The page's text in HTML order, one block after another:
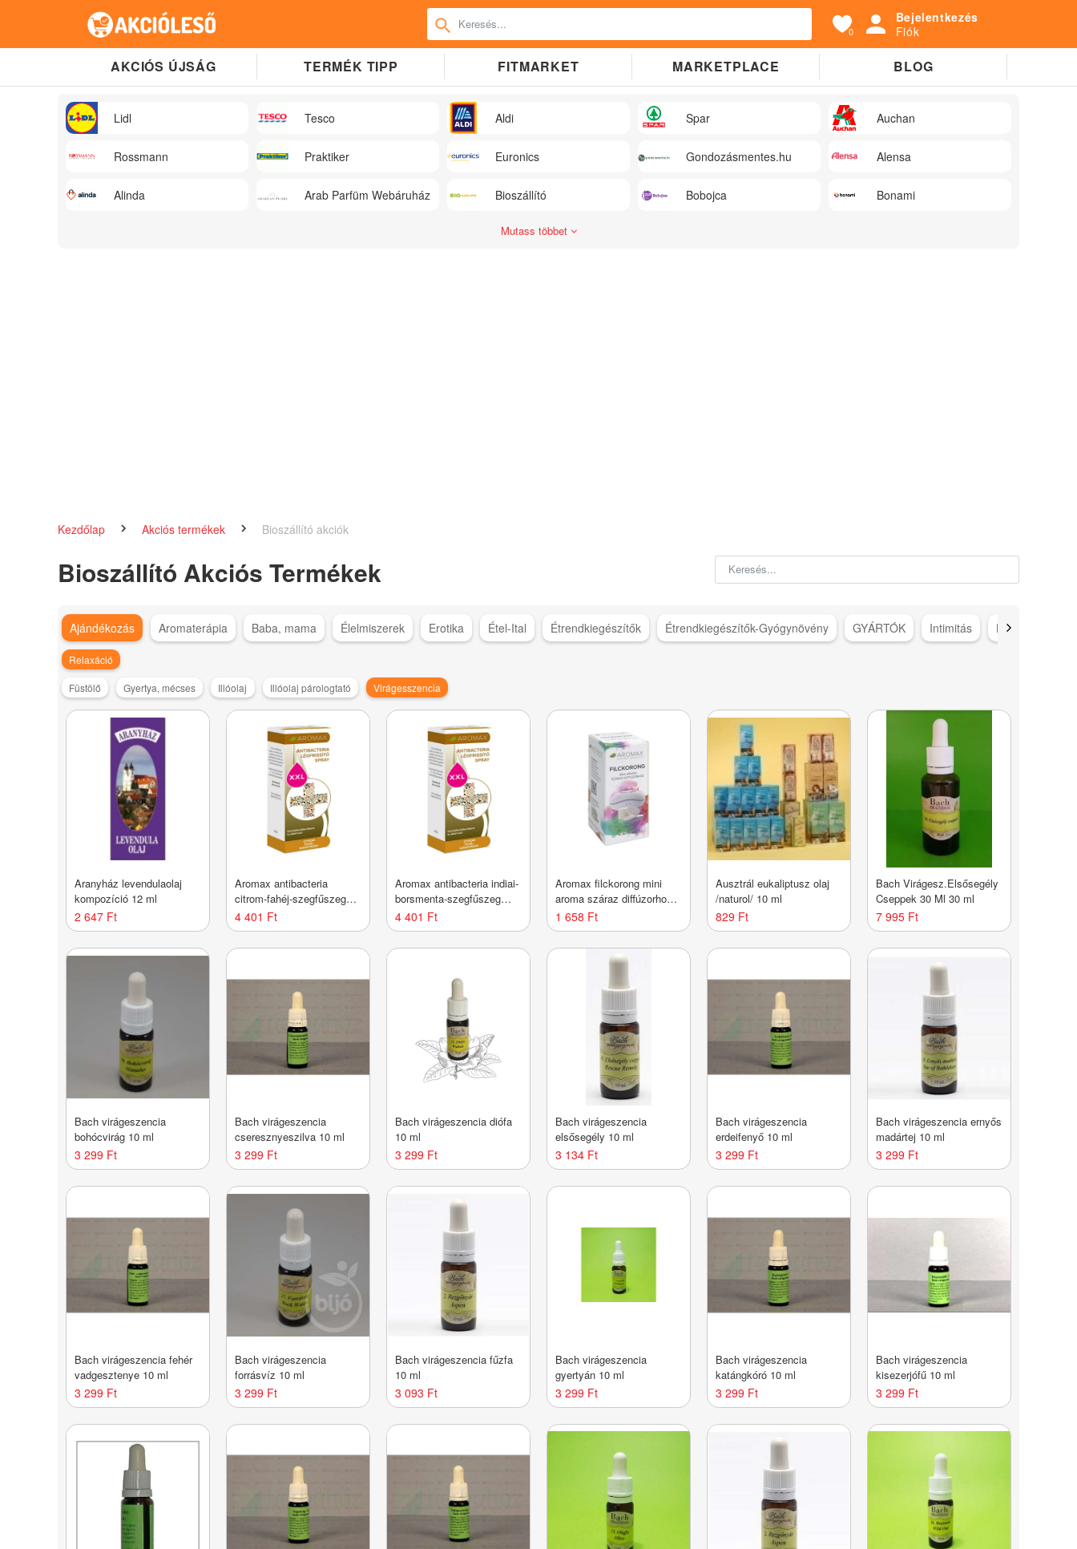
0
Bejelentkezés
Fiók
AKCIÓS ÚJSÁG TERMÉK TIPP FITMARKET MARKETPLACE BLOG
Lidl Tesco Aldi Spar Auchan
Rossmann Praktiker Euronics Gondozásmentes.hu Alensa
Alinda Arab Parfüm Webáruház Bioszállító Bobojca Bonami
Mutass többet
Kezdőlap Akciós termékek Bioszállító akciók
Bioszállító Akciós Termékek
Ajándékozás Aromaterápia Baba, mama Élelmiszerek Erotika Étel-Ital Étrendkiegészítők Étrendkiegészítők-Gyógynövény GYÁRTÓK Intimitás Karácsonyi
Relaxáció
Füstölő Gyertya, mécses Illóolaj Illóolaj párologtató Virágesszencia
Aranyház levendulaolaj
kompozíció 12 ml
2 647 Ft
Aromax antibacteria
citrom-fahéj-szegfűszeg
spray XXL 40 ml
4 401 Ft
Aromax antibacteria indiai-
borsmenta-szegfűszeg
spray XXL 40 ml
4 401 Ft
Aromax filckorong mini
aroma száraz diffúzorhoz
10 db
1 658 Ft
Ausztrál eukaliptusz olaj
/naturol/ 10 ml
829 Ft
Bach Virágesz.Elsősegély
Cseppek 30 Ml 30 ml
7 995 Ft
Bach virágeszencia
bohócvirág 10 ml
3 299 Ft
Bach virágeszencia
cseresznyeszilva 10 ml
3 299 Ft
Bach virágeszencia diófa
10 ml
3 299 Ft
Bach virágeszencia
elsősegély 10 ml
3 134 Ft
Bach virágeszencia
erdeifenyő 10 ml
3 299 Ft
Bach virágeszencia ernyős
madártej 10 ml
3 299 Ft
Bach virágeszencia fehér
vadgesztenye 10 ml
3 299 Ft
Bach virágeszencia
forrásvíz 10 ml
3 299 Ft
Bach virágeszencia fűzfa
10 ml
3 093 Ft
Bach virágeszencia
gyertyán 10 ml
3 299 Ft
Bach virágeszencia
katángkóró 10 ml
3 299 Ft
Bach virágeszencia
kisezerjófű 10 ml
3 299 Ft